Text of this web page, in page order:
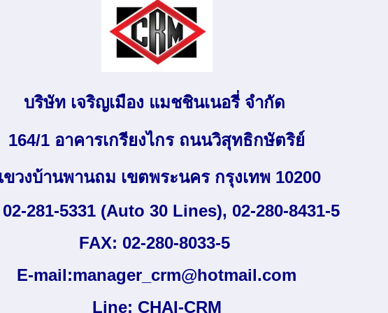
บริษัท เจริญเมือง แมชชินเนอรี่ จำกัด
164/1 อาคารเกรียงไกร ถนนวิสุทธิกษัตริย์
วงบ้านพานถม เขตพระนคร กรุงเทพ 10200
281-5331 (Auto 30 Lines), 02-280-8431-5
FAX: 02-280-8033-5
E-mail:manager_crm@hotmail.com
Line: CHAI-CRM